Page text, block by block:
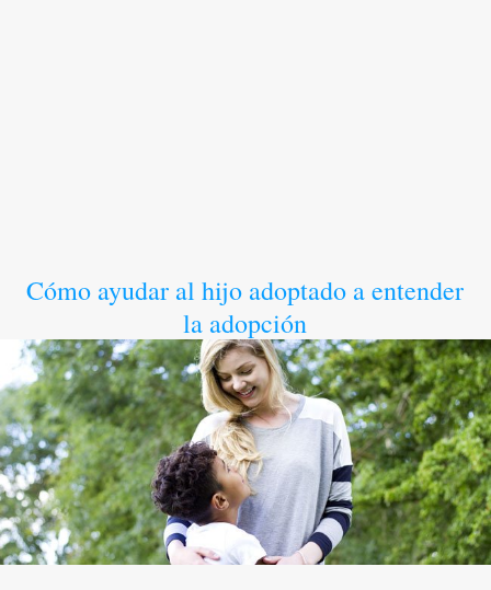
Cómo ayudar al hijo adoptado a entender
la adopción